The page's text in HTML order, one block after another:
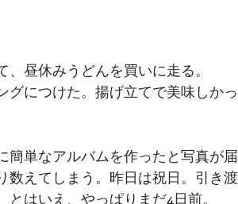
昼休みうどんを買いに走る。
につけた。揚げ立てで美味しかっ
簡単なアルバムを作ったと写真が届
数えてしまう。昨日は祝日。引き渡
はいえ、やっぱりまだ4日前。